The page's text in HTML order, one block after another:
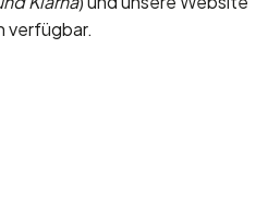
verfügbar.